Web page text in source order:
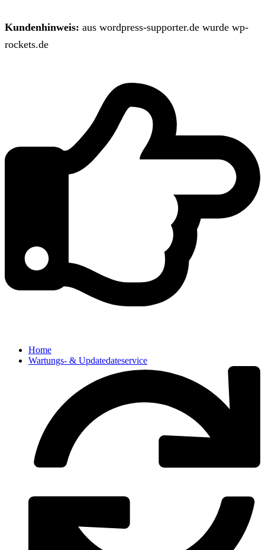
Kundenhinweis: aus wordpress-supporter.de wurde wp-
rockets.de
Home
Wartungs- & Updatedateservice